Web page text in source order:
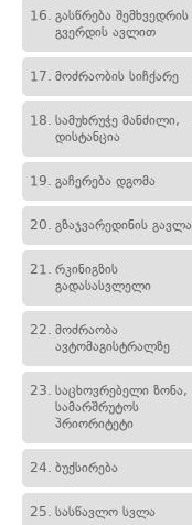
16. გასწრება შემხვედრის
გვერდის ავლით
17. მოძრაობის სიჩქარე
18. სამუხრუჭე მანძილი,
დისტანცია
19. გაჩერება დგომა
20. გზაჯვარედინის გავლა
21. რკინიგზის
გადასასვლელი
22. მოძრაობა
ავტომაგისტრალზე
23. საცხოვრებელი ზონა,
სამარშრუტოს
პრიორიტეტი
24. ბუქსირება
25. სასწავლო სვლა